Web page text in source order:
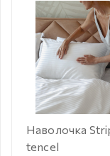
Наволочка
tencel